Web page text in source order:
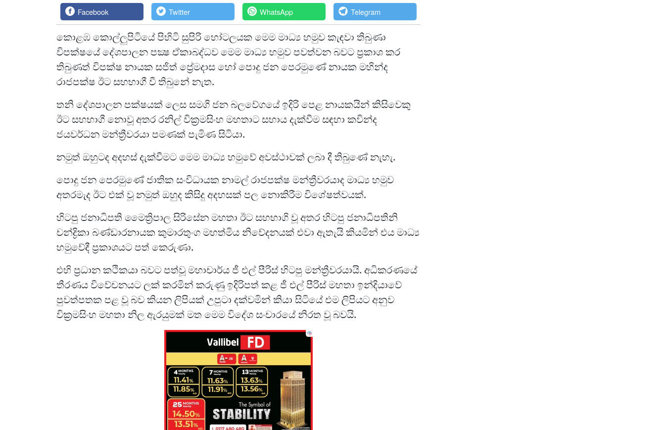
Facebook Twitter WhatsApp Telegram
කොළඹ කොල්ලුපිටියේ පිහිටි සුපිරි හෝටලයක මෙම මාධ්‍ය හමුව කැඳවා තිබුණා
විපක්ෂයේ දේශපාලන පක්‍ෂ ඒකාබද්ධව මෙම මාධ්‍ය හමුව පවත්වන බවට ප්‍රකාශ කර
තිබුණත් විපක්ෂ නායක සජිත් ප්‍රේමදාස හෝ පොදු ජන පෙරමුණේ නායක මහින්ද
රාජපක්ෂ ඊට සහභාගී වී තිබුනේ නැත.
තනි දේශපාලන පක්ෂයක් ලෙස සමගි ජන බලවේගයේ ඉදිරි පෙළ නායකයින් කිසිවෙකු
ඊට සහභාගී නොවූ අතර රනිල් වික්‍රමසිංහ මහතාට සහාය දැක්වීම සඳහා කවින්ද
ජයවර්ධන මන්ත්‍රීවරයා පමණක් පැමිණ සිටියා.
නමුත් ඔහුටද අදහස් දැක්වීමට මෙම මාධ්‍ය හමුවේ අවස්ථාවක් ලබා දී තිබුණේ නැහැ.
පොදු ජන පෙරමුණේ ජාතික සංවිධායක නාමල් රාජපක්ෂ මන්ත්‍රීවරයාද මාධ්‍ය හමුව
අතරමැද ඊට එක් වූ නමුත් ඔහුද කිසිදු අදහසක් පල නොකිරීම විශේෂත්වයක්.
හිටපු ජනාධිපති මෛත්‍රිපාල සිරිසේන මහතා ඊට සහභාගි වූ අතර හිටපු ජනාධිපතිනි
චන්ද්‍රිකා බණ්ඩාරනායක කුමාරතුංග මහත්මිය නිවේදනයක් එවා ඇතැයි කියමින් එය මාධ්‍ය
හමුවේදී ප්‍රකාශයට පත් කෙරුණා.
එහි ප්‍රධාන කථිකයා බවට පත්වූ මහාචාර්ය ජී එල් පීරිස් හිටපු මන්ත්‍රීවරයායි. අධිකරණයේ
තීරණය විවේචනයට ලක් කරමින් කරුණු ඉදිරිපත් කළ ජී එල් පීරිස් මහතා ඉන්දියාවේ
පුවත්පතක පළ වූ බව කියන ලිපියක් උපුටා දක්වමින් කියා සිටියේ එම ලිපියට අනුව
වික්‍රමසිංහ මහතා නිල ඇරයුමක් මත මෙම විදේශ සංචාරයේ නිරත වූ බවයි.